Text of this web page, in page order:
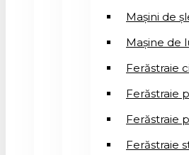
Mașini de
Mașinе de
Ferăstraie
Ferăstraie
Ferăstraie
Ferăstraie